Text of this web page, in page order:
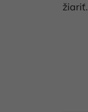
žiariť.